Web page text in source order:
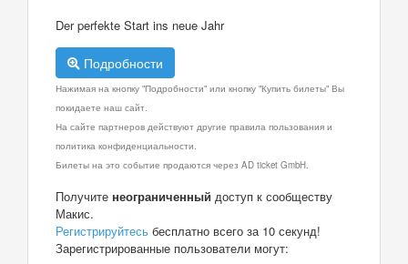
Der perfekte Start ins neue Jahr
Подробности
Нажимая на кнопку "Подробности" или кнопку "Купить билеты" Вы
покидаете наш сайт.
На сайте партнеров действуют другие правила пользования и
политика конфиденциальности.
Билеты на это событие продаются через AD ticket GmbH.
Получите неограниченный доступ к сообществу
Макис.
Регистрируйтесь бесплатно всего за 10 секунд!
Зарегистрированные пользователи могут: